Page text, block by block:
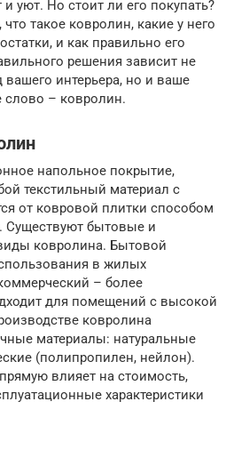
уют. Но стоит ли его покупать?
такое ковролин, какие у него
и как правильно его
решения зависит не
интерьера, но и ваше
– ковролин.
напольное покрытие,
текстильный материал с
от ковровой плитки способом
Существуют бытовые и
ковролина. Бытовой
в жилых
– более
для помещений с высокой
ковролина
материалы: натуральные
(полипропилен, нейлон).
влияет на стоимость,
характеристики